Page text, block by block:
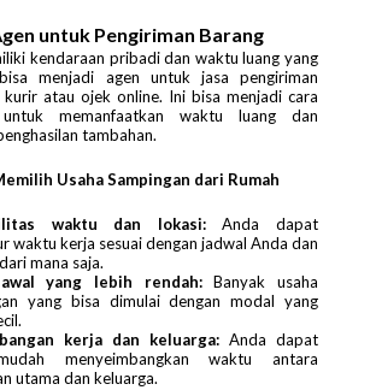
untuk Pengiriman Barang
kendaraan pribadi dan waktu luang yang
menjadi agen untuk jasa pengiriman
atau ojek online. Ini bisa menjadi cara
memanfaatkan waktu luang dan
tambahan.
Usaha Sampingan dari Rumah
waktu dan lokasi:Anda dapat
waktu kerja sesuai dengan jadwal Anda dan
mana saja.
yang lebih rendah:Banyak usaha
yang bisa dimulai dengan modal yang
kerja dan keluarga: Anda dapat
menyeimbangkan waktu antara
utama dan keluarga.